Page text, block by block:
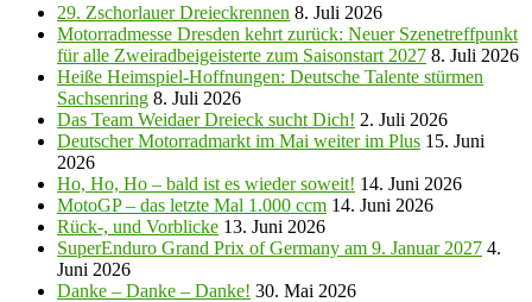
29. Zschorlauer Dreieckrennen 8. Juli 2026
Motorradmesse Dresden kehrt zurück: Neuer Szenetreffpunkt
für alle Zweiradbeigeisterte zum Saisonstart 2027 8. Juli 2026
Heiße Heimspiel-Hoffnungen: Deutsche Talente stürmen
Sachsenring 8. Juli 2026
Das Team Weidaer Dreieck sucht Dich! 2. Juli 2026
Deutscher Motorradmarkt im Mai weiter im Plus 15. Juni
2026
Ho, Ho, Ho – bald ist es wieder soweit! 14. Juni 2026
MotoGP – das letzte Mal 1.000 ccm 14. Juni 2026
Rück-, und Vorblicke 13. Juni 2026
SuperEnduro Grand Prix of Germany am 9. Januar 2027 4.
Juni 2026
Danke – Danke – Danke! 30. Mai 2026